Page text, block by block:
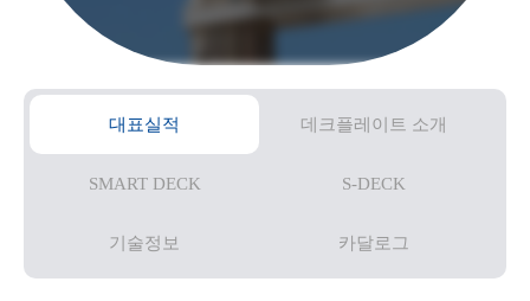
대표실적 데크플레이트 소개
SMART DECK S-DECK
기술정보 카달로그